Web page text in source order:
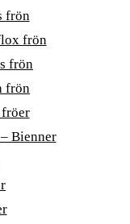
frön
frön
frön
frön
Bienner